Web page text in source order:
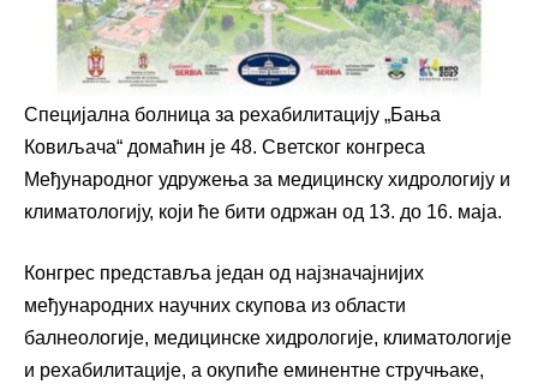
Специјална болница за рехабилитацију „Бања
Ковиљача“ домаћин је 48. Светског конгреса
Међународног удружења за медицинску хидрологију и
климатологију, који ће бити одржан од 13. до 16. маја.
Конгрес представља један од најзначајнијих
међународних научних скупова из области
балнеологије, медицинске хидрологије, климатологије
и рехабилитације, а окупиће еминентне стручњаке,